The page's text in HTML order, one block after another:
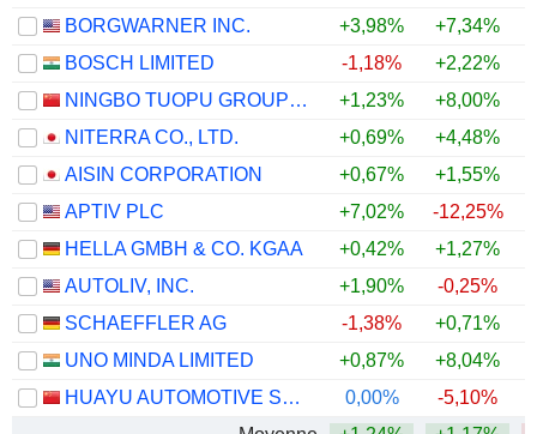
BORGWARNER INC.
+3,98% +7,34%
BOSCH LIMITED
-1,18% +2,22%
NINGBO TUOPU GROUP CO.,LTD.
+1,23% +8,00%
NITERRA CO., LTD.
+0,69% +4,48%
AISIN CORPORATION
+0,67% +1,55%
APTIV PLC
+7,02% -12,25%
HELLA GMBH & CO. KGAA
+0,42% +1,27%
AUTOLIV, INC.
+1,90% -0,25%
SCHAEFFLER AG
-1,38% +0,71%
UNO MINDA LIMITED
+0,87% +8,04%
HUAYU AUTOMOTIVE SYSTEMS COMPANY LIMITED
0,00% -5,10%